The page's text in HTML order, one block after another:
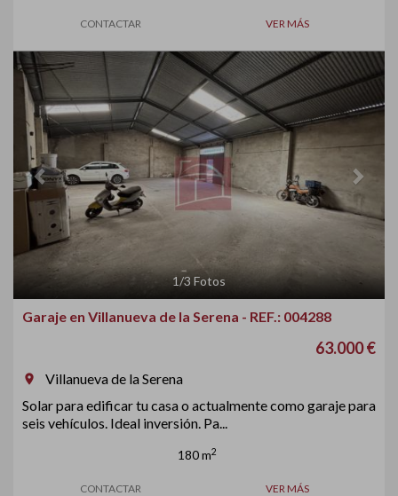
CONTACTAR VER MÁS
Previous Next
1/3 Fotos
Garaje en Villanueva de la Serena - REF.: 004288
63.000 €
room
Villanueva de la Serena
Solar para edificar tu casa o actualmente como garaje para
seis vehículos. Ideal inversión. Pa...
180 m2
CONTACTAR VER MÁS